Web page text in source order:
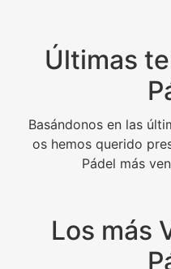
Últimas
Basándonos en las
os hemos querido
Pádel más
Los más